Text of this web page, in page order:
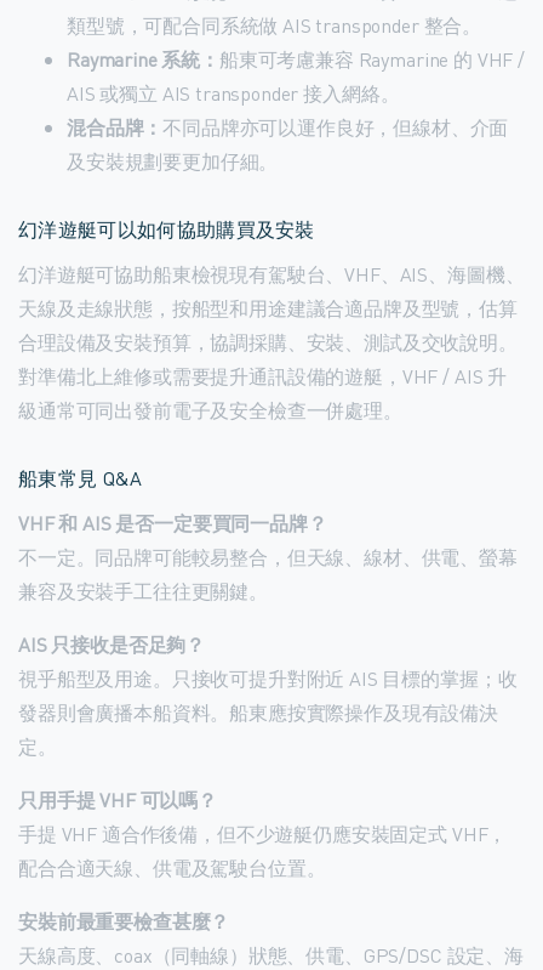
類型號，可配合同系統做 AIS transponder 整合。
Raymarine 系統： 船東可考慮兼容 Raymarine 的 VHF /
AIS 或獨立 AIS transponder 接入網絡。
混合品牌：不同品牌亦可以運作良好，但線材、介面
及安裝規劃要更加仔細。
幻洋遊艇可以如何協助購買及安裝
幻洋遊艇可協助船東檢視現有駕駛台、VHF、AIS、海圖機、
天線及走線狀態，按船型和用途建議合適品牌及型號，估算
合理設備及安裝預算，協調採購、安裝、測試及交收說明。
對準備北上維修或需要提升通訊設備的遊艇，VHF / AIS 升
級通常可同出發前電子及安全檢查一併處理。
船東常見 Q&A
VHF 和 AIS 是否一定要買同一品牌？
不一定。同品牌可能較易整合，但天線、線材、供電、螢幕
兼容及安裝手工往往更關鍵。
AIS 只接收是否足夠？
視乎船型及用途。只接收可提升對附近 AIS 目標的掌握；收
發器則會廣播本船資料。船東應按實際操作及現有設備決
定。
只用手提 VHF 可以嗎？
手提 VHF 適合作後備，但不少遊艇仍應安裝固定式 VHF，
配合合適天線、供電及駕駛台位置。
安裝前最重要檢查甚麼？
天線高度、coax（同軸線）狀態、供電、GPS/DSC 設定、海